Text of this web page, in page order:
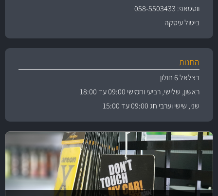
ווטסאפ: 058-5503433
ביטול עיסקה
החנות
בצלאל 6 חולון
ראשון, שלישי, רביעי וחמישי 09:00 עד 18:00
שני, שישי וערבי חג 09:00 עד 15:00